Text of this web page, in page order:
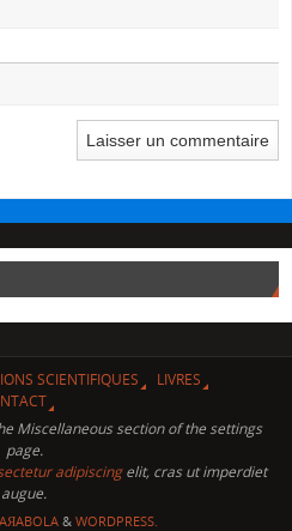
SCIENTIFIQUES
LIVRES
Miscellaneous section of the settings
page.
adipiscingelit, cras ut imperdiet
augue.
& WORDPRESS.